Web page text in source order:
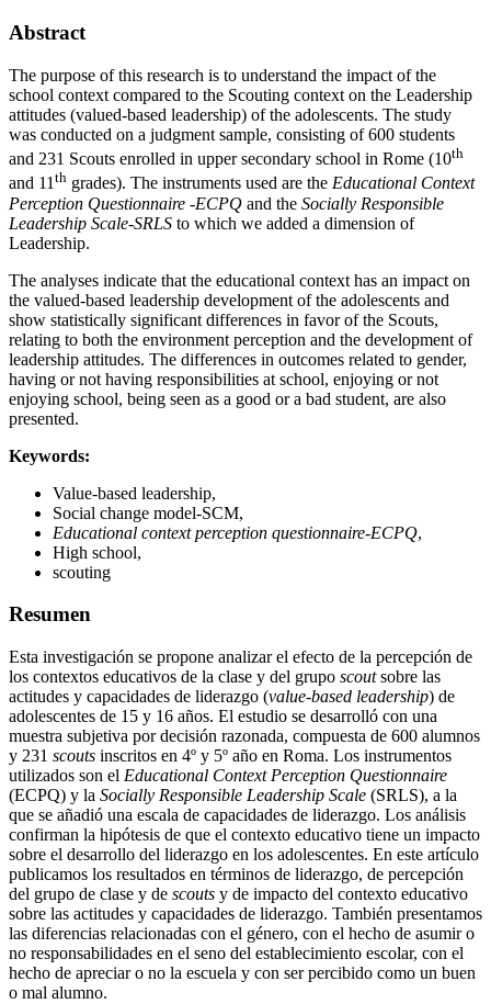
Abstract
The purpose of this research is to understand the impact of the
school context compared to the Scouting context on the Leadership
attitudes (valued-based leadership) of the adolescents. The study
was conducted on a judgment sample, consisting of 600 students
and 231 Scouts enrolled in upper secondary school in Rome (10th
and 11th grades). The instruments used are the Educational Context
Perception Questionnaire -ECPQ and the Socially Responsible
Leadership Scale-SRLS to which we added a dimension of
Leadership.
The analyses indicate that the educational context has an impact on
the valued-based leadership development of the adolescents and
show statistically significant differences in favor of the Scouts,
relating to both the environment perception and the development of
leadership attitudes. The differences in outcomes related to gender,
having or not having responsibilities at school, enjoying or not
enjoying school, being seen as a good or a bad student, are also
presented.
Keywords:
Value-based leadership,
Social change model-SCM,
Educational context perception questionnaire-ECPQ,
High school,
scouting
Resumen
Esta investigación se propone analizar el efecto de la percepción de
los contextos educativos de la clase y del grupo scoutsobre las
actitudes y capacidades de liderazgo (value-based leadership) de
adolescentes de 15 y 16 años. El estudio se desarrolló con una
muestra subjetiva por decisión razonada, compuesta de 600 alumnos
y 231 scouts inscritos en 4º y 5º año en Roma. Los instrumentos
utilizados son el Educational Context Perception Questionnaire
(ECPQ) y la Socially Responsible Leadership Scale (SRLS), a la
que se añadió una escala de capacidades de liderazgo. Los análisis
confirman la hipótesis de que el contexto educativo tiene un impacto
sobre el desarrollo del liderazgo en los adolescentes. En este artículo
publicamos los resultados en términos de liderazgo, de percepción
del grupo de clase y de scouts y de impacto del contexto educativo
sobre las actitudes y capacidades de liderazgo. También presentamos
las diferencias relacionadas con el género, con el hecho de asumir o
no responsabilidades en el seno del establecimiento escolar, con el
hecho de apreciar o no la escuela y con ser percibido como un buen
o mal alumno.